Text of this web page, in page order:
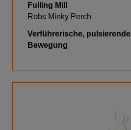
Fulling Mill
Robs Minky Perch
Verführerische, pulsierende
Bewegung